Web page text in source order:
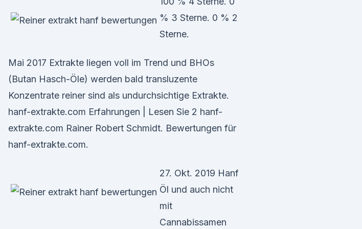
% 3 Sterne. 0 % 2
Sterne.
Mai 2017 Extrakte liegen voll im Trend und BHOs
(Butan Hasch-Öle) werden bald transluzente
Konzentrate reiner sind als undurchsichtige Extrakte.
hanf-extrakte.com Erfahrungen | Lesen Sie 2 hanf-
extrakte.com Rainer Robert Schmidt. Bewertungen für
hanf-extrakte.com.
27. Okt. 2019 Hanf
Öl und auch nicht
mit
Cannabissamen